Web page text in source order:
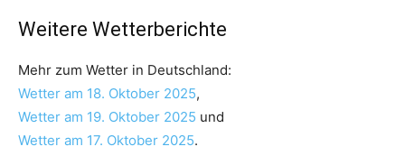
Weitere Wetterberichte
Mehr zum Wetter in Deutschland:
Wetter am 18. Oktober 2025,
Wetter am 19. Oktober 2025 und
Wetter am 17. Oktober 2025.